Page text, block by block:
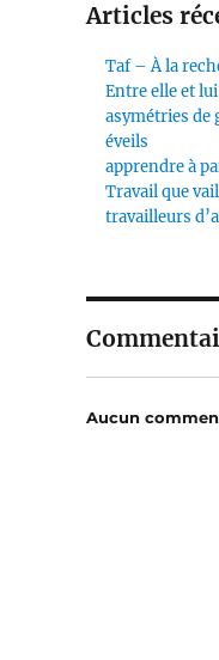
Articles
Taf – À la
Entre elle et
asymétries de
éveils
apprendre à
Travail que
travailleurs
Aucun